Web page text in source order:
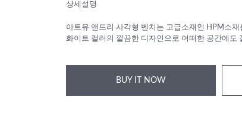
상세설명
아트유 앤드리 사각형 벤치는 고급소재인 HPM소
화이트 컬러의 깔끔한 디자인으로 어떠한 공간에도
BUY IT NOW